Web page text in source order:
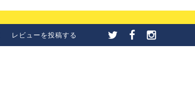
レビューを投稿する